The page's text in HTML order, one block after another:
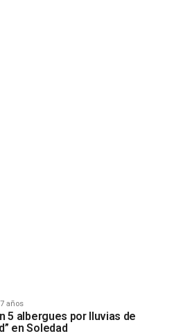
7 años
5 albergues por lluvias de
en Soledad